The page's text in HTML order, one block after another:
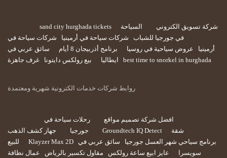
sand city hurghada tickets شركة تسويق الكتروني
السياحة
في جورجيا للشباب
شركات سياحة في أرمينيا
شركات سياحة في
أرمينيا
عروض سياحية في روسيا برنامج أذربيجان 8 أيام
سائق عربي في
ايطاليا
بيع رولكس دايتونا غرف جاهزة best time to snorkel in hurghada
روابط شركات خدمات الكترونية شهرية ومعتمدة
افضل شركة تصميم مواقع
رحلات سياحة في
جورجيا
جهاز كشف الذهب Groundtech IQ Detect
شقة
للبيع
Klayzer Max 2D برنامج سياحي شهر العسل جورجيا
سائق عربي في
سويسرا
عايز ابيع ساعة رولكس مقاول تكسير بالرياض عمال نظافة